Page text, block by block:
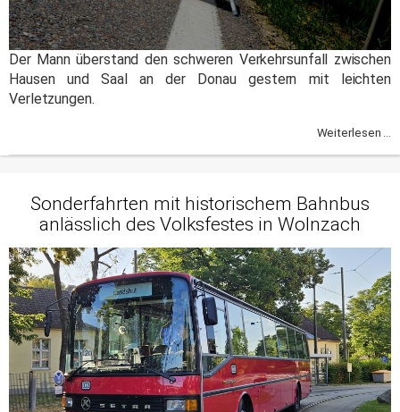
Der Mann überstand den schweren Verkehrsunfall zwischen
Hausen und Saal an der Donau gestern mit leichten
Verletzungen.
Weiterlesen ...
Sonderfahrten mit historischem Bahnbus
anlässlich des Volksfestes in Wolnzach